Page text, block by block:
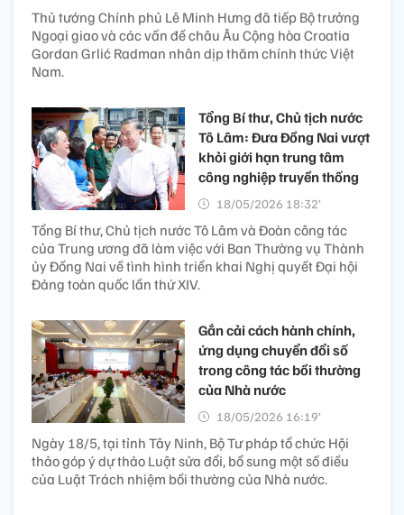
Thủ tướng Chính phủ Lê Minh Hưng đã tiếp Bộ trưởng
Ngoại giao và các vấn đề châu Âu Cộng hòa Croatia
Gordan Grlić Radman nhân dịp thăm chính thức Việt
Nam.
Tổng Bí thư, Chủ tịch nước
Tô Lâm: Đưa Đồng Nai vượt
khỏi giới hạn trung tâm
công nghiệp truyền thống
18/05/2026 18:32’
Tổng Bí thư, Chủ tịch nước Tô Lâm và Đoàn công tác
của Trung ương đã làm việc với Ban Thường vụ Thành
ủy Đồng Nai về tình hình triển khai Nghị quyết Đại hội
Đảng toàn quốc lần thứ XIV.
Gắn cải cách hành chính,
ứng dụng chuyển đổi số
trong công tác bồi thường
của Nhà nước
18/05/2026 16:19’
Ngày 18/5, tại tỉnh Tây Ninh, Bộ Tư pháp tổ chức Hội
thảo góp ý dự thảo Luật sửa đổi, bổ sung một số điều
của Luật Trách nhiệm bồi thường của Nhà nước.